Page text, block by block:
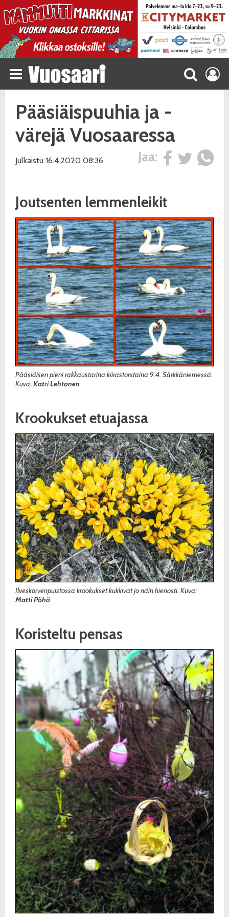
Pääsiäispuuhia ja -
värejä Vuosaaressa
Jaa:
Julkaistu 16.4.2020 08:36
Joutsenten lemmenleikit
Pääsiäisen pieni rakkaustarina kiirastorstaina 9.4. Särkkäniemessä.
Kuva:Katri Lehtonen
Krookukset etuajassa
Ilveskorvenpuistossa krookukset kukkivat jo näin hienosti. Kuva:
Matti Pöhö
Koristeltu pensas